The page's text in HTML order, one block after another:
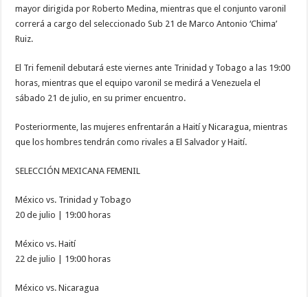
mayor dirigida por Roberto Medina, mientras que el conjunto varonil
correrá a cargo del seleccionado Sub 21 de Marco Antonio ‘Chima’
Ruiz.
El Tri femenil debutará este viernes ante Trinidad y Tobago a las 19:00
horas, mientras que el equipo varonil se medirá a Venezuela el
sábado 21 de julio, en su primer encuentro.
Posteriormente, las mujeres enfrentarán a Haití y Nicaragua, mientras
que los hombres tendrán como rivales a El Salvador y Haití.
SELECCIÓN MEXICANA FEMENIL
México vs. Trinidad y Tobago
20 de julio | 19:00 horas
México vs. Haití
22 de julio | 19:00 horas
México vs. Nicaragua